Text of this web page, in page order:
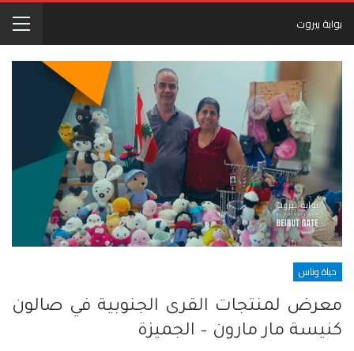
بوابة بيروت
حياة وناس
معرض لمنتجات القرى الجنوبية في صالون
كنيسة مار مارون – الجميزة